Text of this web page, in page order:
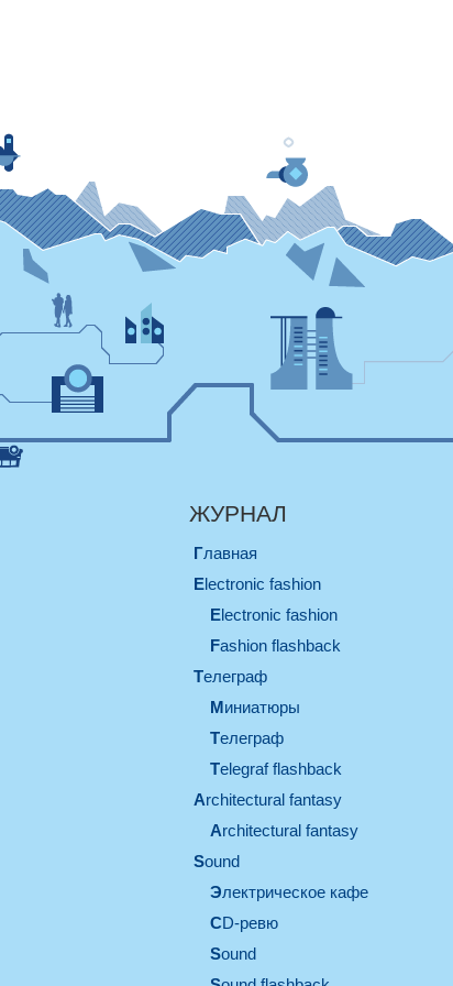
ЖУРНАЛ
Главная
electronic fashion
electronic fashion
Fashion flashback
телеграф
миниатюры
телеграф
Telegraf flashback
architectural fantasy
architectural fantasy
sound
электрическое кафе
CD-ревю
sound